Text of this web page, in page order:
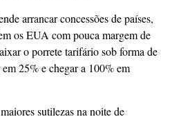
arrancar concessões de países,
os EUA com pouca margem de
o porrete tarifário sob forma de
25% e chegar a 100% em
sutilezas na noite de